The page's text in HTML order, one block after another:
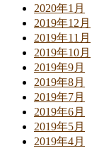
2020年1月
2019年12月
2019年11月
2019年10月
2019年9月
2019年8月
2019年7月
2019年6月
2019年5月
2019年4月